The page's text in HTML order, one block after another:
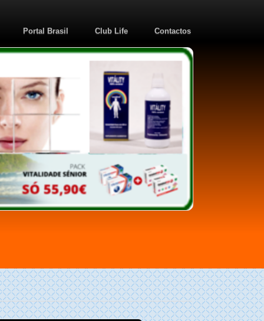
Portal Brasil Club Life Contactos